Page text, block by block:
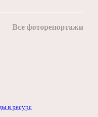
Все фоторепортажи